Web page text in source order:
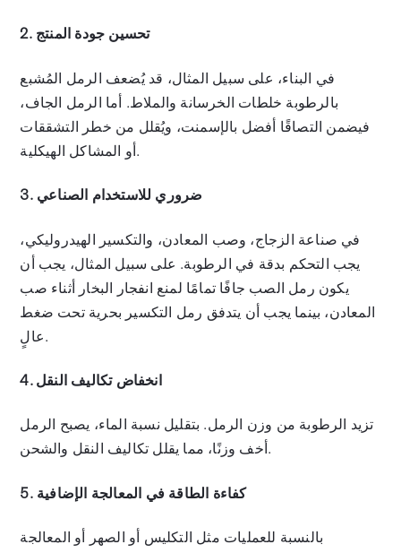
2. تحسين جودة المنتج
في البناء، على سبيل المثال، قد يُضعف الرمل المُشبع
بالرطوبة خلطات الخرسانة والملاط. أما الرمل الجاف،
فيضمن التصاقًا أفضل بالإسمنت، ويُقلل من خطر التشققات
أو المشاكل الهيكلية.
3. ضروري للاستخدام الصناعي
في صناعة الزجاج، وصب المعادن، والتكسير الهيدروليكي،
يجب التحكم بدقة في الرطوبة. على سبيل المثال، يجب أن
يكون رمل الصب جافًا تمامًا لمنع انفجار البخار أثناء صب
المعادن، بينما يجب أن يتدفق رمل التكسير بحرية تحت ضغط
عالٍ.
4. انخفاض تكاليف النقل
تزيد الرطوبة من وزن الرمل. بتقليل نسبة الماء، يصبح الرمل
أخف وزنًا، مما يقلل تكاليف النقل والشحن.
5. كفاءة الطاقة في المعالجة الإضافية
بالنسبة للعمليات مثل التكليس أو الصهر أو المعالجة